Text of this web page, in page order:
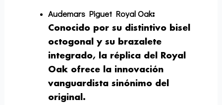
Audemars Piguet Royal Oak:
Conocido por su distintivo bisel
octogonal y su brazalete
integrado, la réplica del Royal
Oak ofrece la innovación
vanguardista sinónimo del
original.